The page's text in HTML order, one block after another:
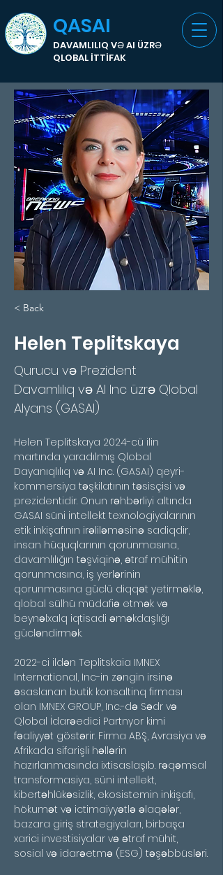
QASAI
DAVAMLILIQ VƏ AI ÜZRƏ
QLOBAL İTTİFAK
< Back
Helen Teplitskaya
Qurucu və Prezident
Davamlılıq və AI Inc üzrə Qlobal
Alyans (GASAI)
Helen Teplitskaya 2024-cü ilin
martında yaradılmış Qlobal
Dayanıqlılıq və AI Inc. (GASAI) qeyri-
kommersiya təşkilatının təsisçisi və
prezidentidir. Onun rəhbərliyi altında
GASAI süni intellekt texnologiyalarının
etik inkişafının irəliləməsinə sadiqdir,
insan hüquqlarının qorunmasına,
davamlılığın təşviqinə, ətraf mühitin
qorunmasına, iş yerlərinin
qorunmasına güclü diqqət yetirməklə,
qlobal sülhü müdafiə etmək və
beynəlxalq iqtisadi əməkdaşlığı
gücləndirmək.
2022-ci ildən Teplitskaia IMNEX
International, Inc-in zəngin irsinə
əsaslanan butik konsaltinq firması
olan IMNEX GROUP, Inc.-də Sədr və
Qlobal İdarəedici Partnyor kimi
fəaliyyət göstərir. Firma ABŞ, Avrasiya və
Afrikada sifarişli həllərin
hazırlanmasında ixtisaslaşıb. rəqəmsal
transformasiya, süni intellekt,
kibertəhlükəsizlik, ekosistemin inkişafı,
hökumət və ictimaiyyətlə əlaqələr,
bazara giriş strategiyaları, birbaşa
xarici investisiyalar və ətraf mühit,
sosial və idarəetmə (ESG) təşəbbüsləri.